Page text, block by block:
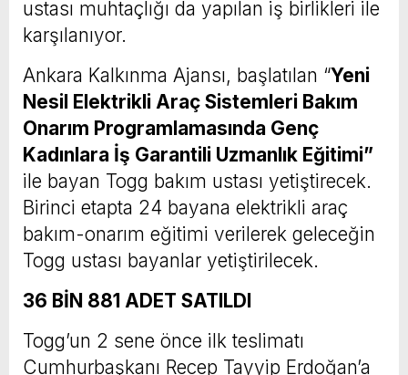
ustası muhtaçlığı da yapılan iş birlikleri ile
karşılanıyor.
Ankara Kalkınma Ajansı, başlatılan “Yeni
Nesil Elektrikli Araç Sistemleri Bakım
Onarım Programlamasında Genç
Kadınlara İş Garantili Uzmanlık Eğitimi”
ile bayan Togg bakım ustası yetiştirecek.
Birinci etapta 24 bayana elektrikli araç
bakım-onarım eğitimi verilerek geleceğin
Togg ustası bayanlar yetiştirilecek.
36 BİN 881 ADET SATILDI
Togg’un 2 sene önce ilk teslimatı
Cumhurbaşkanı Recep Tayyip Erdoğan’a